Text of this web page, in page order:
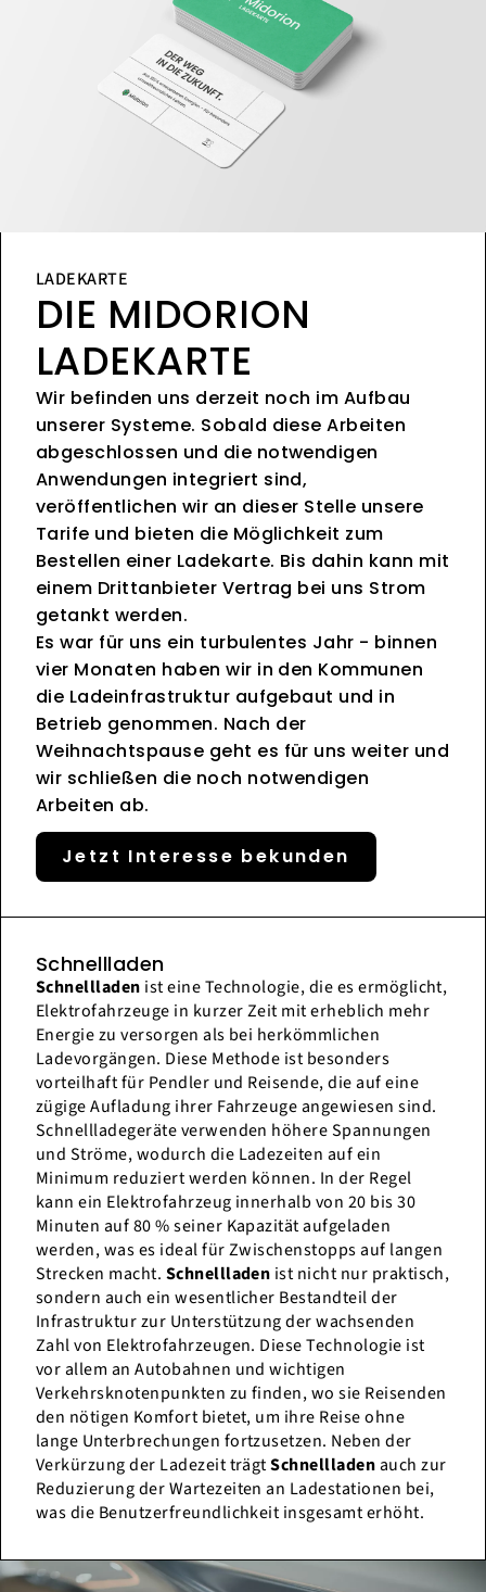
LADEKARTE
DIE MIDORION
LADEKARTE
Wir befinden uns derzeit noch im Aufbau
unserer Systeme. Sobald diese Arbeiten
abgeschlossen und die notwendigen
Anwendungen integriert sind,
veröffentlichen wir an dieser Stelle unsere
Tarife und bieten die Möglichkeit zum
Bestellen einer Ladekarte. Bis dahin kann mit
einem Drittanbieter Vertrag bei uns Strom
getankt werden.
Es war für uns ein turbulentes Jahr - binnen
vier Monaten haben wir in den Kommunen
die Ladeinfrastruktur aufgebaut und in
Betrieb genommen. Nach der
Weihnachtspause geht es für uns weiter und
wir schließen die noch notwendigen
Arbeiten ab.
Jetzt Interesse bekunden
Schnellladen
Schnellladen ist eine Technologie, die es ermöglicht,
Elektrofahrzeuge in kurzer Zeit mit erheblich mehr
Energie zu versorgen als bei herkömmlichen
Ladevorgängen. Diese Methode ist besonders
vorteilhaft für Pendler und Reisende, die auf eine
zügige Aufladung ihrer Fahrzeuge angewiesen sind.
Schnellladegeräte verwenden höhere Spannungen
und Ströme, wodurch die Ladezeiten auf ein
Minimum reduziert werden können. In der Regel
kann ein Elektrofahrzeug innerhalb von 20 bis 30
Minuten auf 80 % seiner Kapazität aufgeladen
werden, was es ideal für Zwischenstopps auf langen
Strecken macht. Schnellladen ist nicht nur praktisch,
sondern auch ein wesentlicher Bestandteil der
Infrastruktur zur Unterstützung der wachsenden
Zahl von Elektrofahrzeugen. Diese Technologie ist
vor allem an Autobahnen und wichtigen
Verkehrsknotenpunkten zu finden, wo sie Reisenden
den nötigen Komfort bietet, um ihre Reise ohne
lange Unterbrechungen fortzusetzen. Neben der
Verkürzung der Ladezeit trägtSchnellladenauch zur
Reduzierung der Wartezeiten an Ladestationen bei,
was die Benutzerfreundlichkeit insgesamt erhöht.